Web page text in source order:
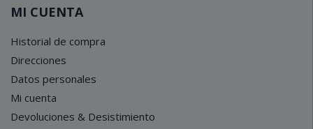
MI CUENTA
Historial de compra
Direcciones
Datos personales
Mi cuenta
Devoluciones & Desistimiento